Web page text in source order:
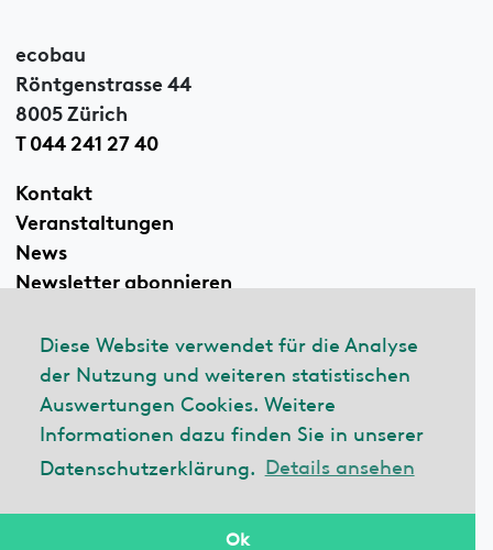
Diese Website verwendet für die Analyse
der Nutzung und weiteren statistischen
Auswertungen Cookies. Weitere
Informationen dazu finden Sie in unserer
Datenschutzerklärung. Details ansehen
Ok
ecobau
Röntgenstrasse 44
8005 Zürich
T 044 241 27 40
Kontakt
Veranstaltungen
News
Newsletter abonnieren
Linkedin
© 2026 ecobau